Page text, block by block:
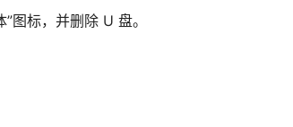
图标，并删除 U 盘。